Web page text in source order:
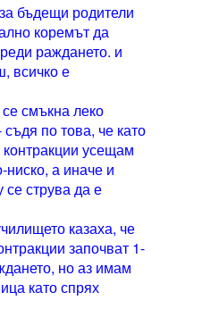
бъдещи родители
коремът да
раждането. и
всичко е
смъкна леко
по това, че като
усещам
ниско, а иначе и
струва да е
казаха, че
започват 1-
но аз имам
като спрях